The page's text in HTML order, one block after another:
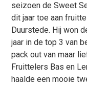
seizoen de Sweet
dit jaar toe aan
Duurstede. Hij won
jaar in de top 3 van
pack out van maar
Fruittelers Bas en
haalde een mooie